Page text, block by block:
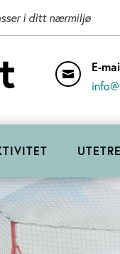
i ditt nærmiljø

E-